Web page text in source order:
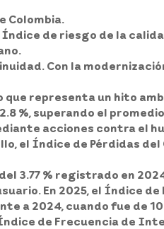
Colombia.
de riesgo de la
Con la
que representa un hito
%, superando el
acciones contra el
el Índice de Pérdidas del
3.77 % registrado en
En 2025, el Índice de
a 2024, cuando fue de
de Frecuencia de